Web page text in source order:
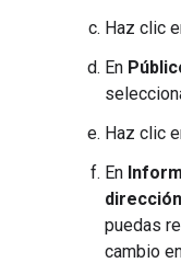
Haz clic
En
Haz clic
En
puedas
cambio